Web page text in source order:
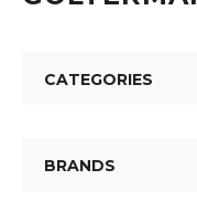
CATEGORIES
BRANDS